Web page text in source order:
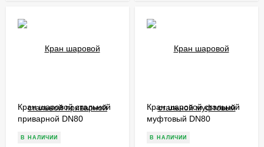
Кран шаровой стальной
приварной DN80
В НАЛИЧИИ
Кран шаровой стальной
муфтовый DN80
В НАЛИЧИИ